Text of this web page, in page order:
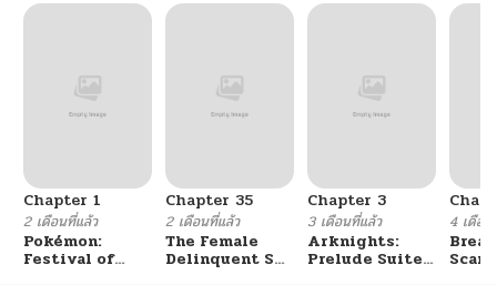
Chapter 1
2 เดือนที่แล้ว
Pokémon:
Festival of
Chapter 35
2 เดือนที่แล้ว
The Female
Delinquent Set
Chapter 3
3 เดือนที่แล้ว
Arknights:
Prelude Suite:
4 เดือน